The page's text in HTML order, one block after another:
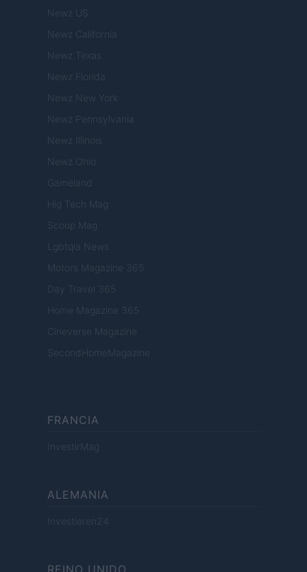
Newz US
Newz California
Newz Texas
Newz Florida
Newz New York
Newz Pennsylvania
Newz Illinois
Newz Ohio
Gameland
Hig Tech Mag
Scoop Mag
Lgbtqia News
Motors Magazine 365
Day Travel 365
Home Magazine 365
Cineverse Magazine
SecondHomeMagazine
FRANCIA
InvestirMag
ALEMANIA
Investieren24